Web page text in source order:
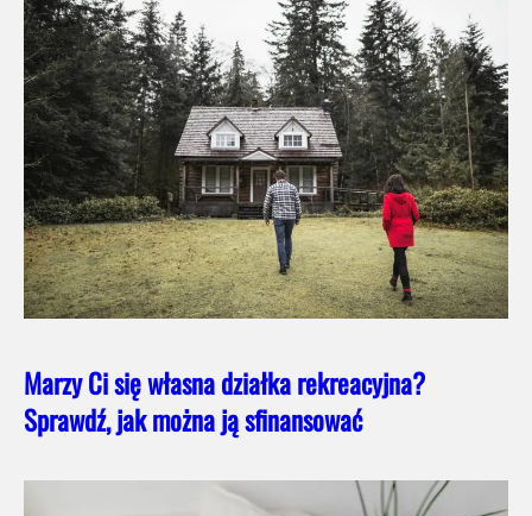
Marzy Ci się własna działka rekreacyjna?
Sprawdź, jak można ją sfinansować